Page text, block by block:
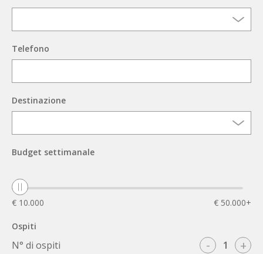
Telefono
Destinazione
Budget settimanale
€ 10.000 € 50.000+
Ospiti
N° di ospiti - +